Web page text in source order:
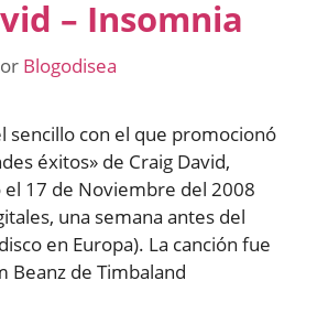
– Insomnia
Blogodisea
sencillo con el que promocionó
éxitos» de Craig David,
el 17 de Noviembre del 2008
una semana antes del
en Europa). La canción fue
Beanz de Timbaland